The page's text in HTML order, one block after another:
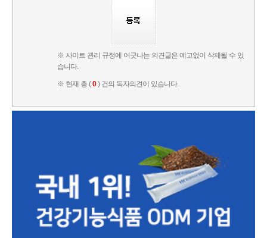
※ 사이트 관리 규정에 어긋나는 의견글은 예고없이 삭제될 수 있
습니다.
※ 현재 총 (0) 건의 독자의견이 있습니다.